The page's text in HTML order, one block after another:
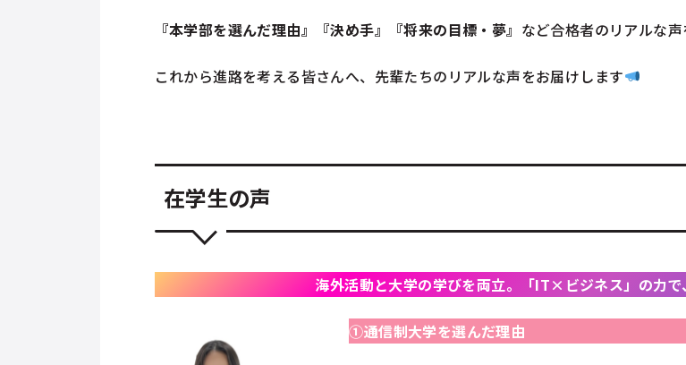
『本学部を選んだ理由』『決め手』『将来の目標・夢』 など合格者のリアルな
これから進路を考える皆さんへ、先輩たちのリアルな声をお届けします
在学生の声
海外活動と大学の学びを両立。「IT×ビジネス」の力
①通信制大学を選んだ理由